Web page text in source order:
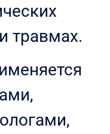
травмах.